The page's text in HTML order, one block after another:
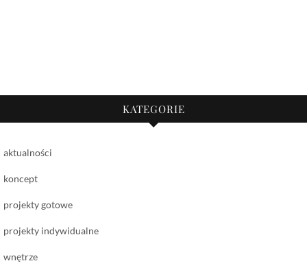
KATEGORIE
aktualności
koncept
projekty gotowe
projekty indywidualne
wnętrze